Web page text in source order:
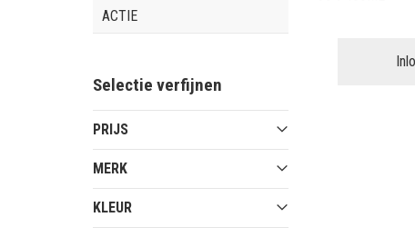
ACTIE
Selectie verfijnen
PRIJS
MERK
KLEUR